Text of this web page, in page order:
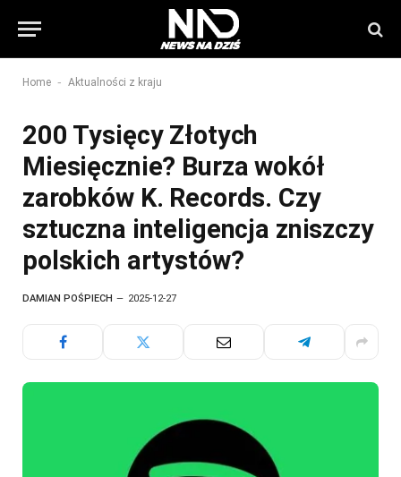
Home - Aktualności z kraju
200 Tysięcy Złotych
Miesięcznie? Burza wokół
zarobków K. Records. Czy
sztuczna inteligencja zniszczy
polskich artystów?
DAMIAN POŚPIECH 2025-12-27